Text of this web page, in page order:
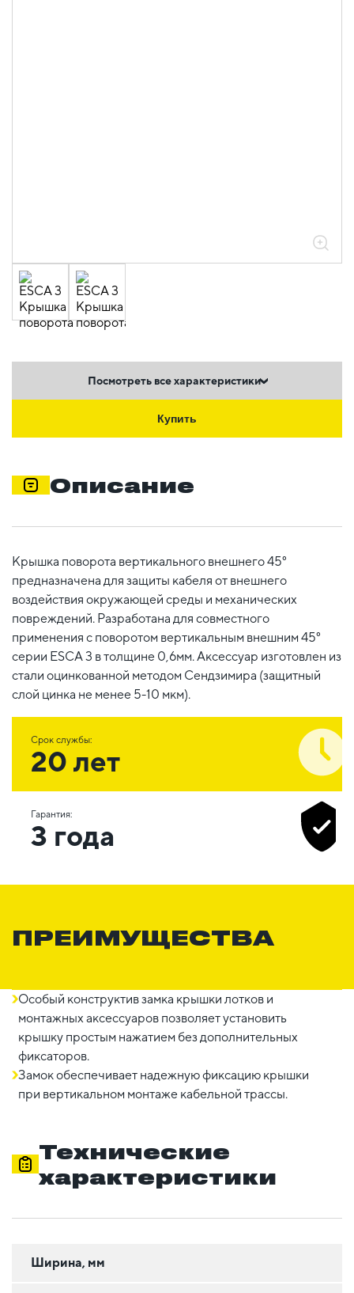
Посмотреть все характеристики
Купить
Описание
Крышка поворота вертикального внешнего 45°
предназначена для защиты кабеля от внешнего
воздействия окружающей среды и механических
повреждений. Разработана для совместного
применения с поворотом вертикальным внешним 45°
серии ESCA 3 в толщине 0,6мм. Аксессуар изготовлен из
стали оцинкованной методом Сендзимира (защитный
слой цинка не менее 5-10 мкм).
Срок службы:
20 лет
Гарантия:
3 года
ПРЕИМУЩЕСТВА
Особый конструктив замка крышки лотков и
монтажных аксессуаров позволяет установить
крышку простым нажатием без дополнительных
фиксаторов.
Замок обеспечивает надежную фиксацию крышки
при вертикальном монтаже кабельной трассы.
Технические
характеристики
Ширина, мм